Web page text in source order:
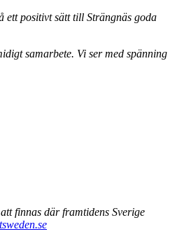
positivt sätt till Strängnäs goda
samarbete. Vi ser med spänning
finnas där framtidens Sverige